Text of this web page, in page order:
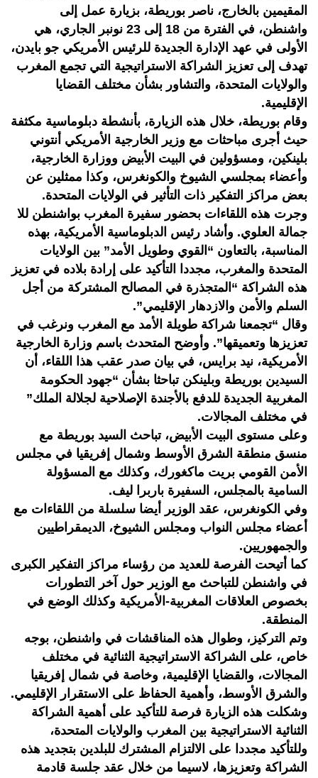
المقيمين بالخارج، ناصر بوريطة، بزيارة عمل إلى
واشنطن، في الفترة من 18 إلى 23 نونبر الجاري، هي
الأولى في عهد الإدارة الجديدة للرئيس الأمريكي جو بايدن،
تهدف إلى تعزيز الشراكة الاستراتيجية التي تجمع المغرب
والولايات المتحدة، والتشاور بشأن مختلف القضايا
الإقليمية.
وقام بوريطة، خلال هذه الزيارة، بأنشطة دبلوماسية مكثفة
حيث أجرى مباحثات مع وزير الخارجية الأمريكي أنتوني
بلينكين، ومسؤولين في البيت الأبيض ووزارة الخارجية،
وأعضاء بمجلسي الشيوخ والكونغرس، وكذا ممثلين عن
بعض مراكز التفكير ذات التأثير في الولايات المتحدة.
وجرت هذه اللقاءات بحضور سفيرة المغرب بواشنطن للا
جمالة العلوي. وأشاد رئيس الدبلوماسية الأمريكية، بهذه
المناسبة، بالتعاون “القوي وطويل الأمد” بين الولايات
المتحدة والمغرب، مجددا التأكيد على إرادة بلاده في تعزيز
هذه الشراكة “المتجذرة في المصالح المشتركة من أجل
السلم والأمن والازدهار الإقليمي”.
وقال “تجمعنا شراكة طويلة الأمد مع المغرب ونرغب في
تعزيزها وتعميقها”. وأوضح المتحدث باسم وزارة الخارجية
الأمريكية، نيد برايس، في بيان صدر عقب هذا اللقاء، أن
السيدين بوريطة وبلينكن تباحثا بشأن “جهود الحكومة
المغربية الجديدة للدفع بالأجندة الإصلاحية لجلالة الملك”
في مختلف المجالات.
وعلى مستوى البيت الأبيض، تباحث السيد بوريطة مع
منسق منطقة الشرق الأوسط وشمال إفريقيا في مجلس
الأمن القومي بريت ماكغورك، وكذلك مع المسؤولة
السامية بالمجلس، السفيرة باربرا ليف.
وفي الكونغرس، عقد الوزير أيضا سلسلة من اللقاءات مع
أعضاء مجلس النواب ومجلس الشيوخ، الديمقراطيين
والجمهوريين.
كما أتيحت الفرصة للعديد من رؤساء مراكز التفكير الكبرى
في واشنطن للتباحث مع الوزير حول آخر التطورات
بخصوص العلاقات المغربية-الأمريكية وكذلك الوضع في
المنطقة.
وتم التركيز، وطوال هذه المناقشات في واشنطن، بوجه
خاص، على الشراكة الاستراتيجية الثنائية في مختلف
المجالات، والقضايا الإقليمية، وخاصة في شمال إفريقيا
والشرق الأوسط، وأهمية الحفاظ على الاستقرار الإقليمي.
وشكلت هذه الزيارة فرصة للتأكيد على أهمية الشراكة
الثنائية الاستراتيجية بين المغرب والولايات المتحدة،
وللتأكيد مجددا على الالتزام المشترك للبلدين بتجديد هذه
الشراكة وتعزيزها، لاسيما من خلال عقد جلسة قادمة